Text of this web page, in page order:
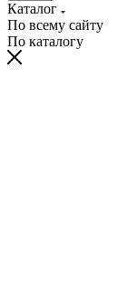
Каталог
По всему сайту
По каталогу